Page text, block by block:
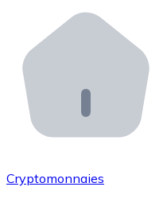
Distributeurs
Intégrez un ATM
API Bitnovo
Intégrez notre API
Rejoignez notre
Cryptomonnaies